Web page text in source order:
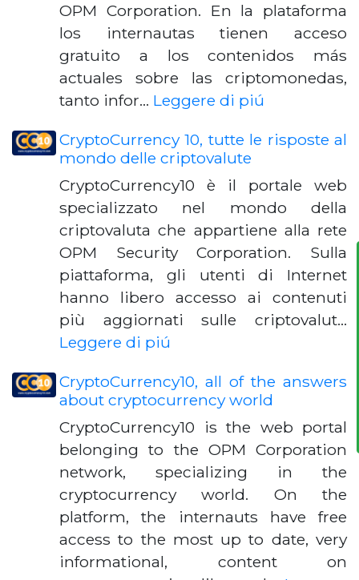
OPM Corporation. En la plataforma
los internautas tienen acceso
gratuito a los contenidos más
actuales sobre las criptomonedas,
tanto infor… Leggere di piú
CryptoCurrency 10, tutte le risposte al
mondo delle criptovalute
CryptoCurrency10 è il portale web
specializzato nel mondo della
criptovaluta che appartiene alla rete
OPM Security Corporation. Sulla
piattaforma, gli utenti di Internet
hanno libero accesso ai contenuti
più aggiornati sulle criptovalut…
Leggere di piú
CryptoCurrency10, all of the answers
about cryptocurrency world
CryptoCurrency10 is the web portal
belonging to the OPM Corporation
network, specializing in the
cryptocurrency world. On the
platform, the internauts have free
access to the most up to date, very
informational, content on